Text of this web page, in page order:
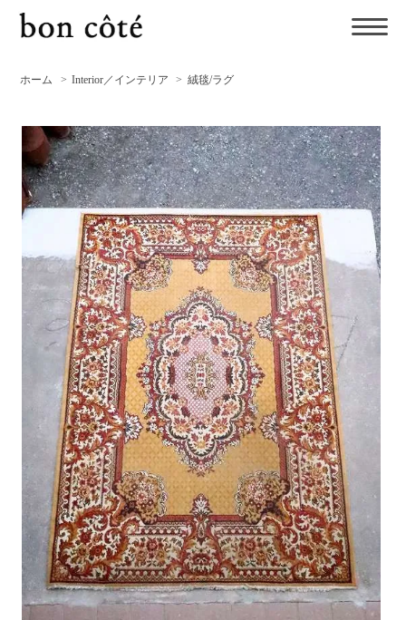
ホーム > Interior／インテリア > 絨毯/ラグ